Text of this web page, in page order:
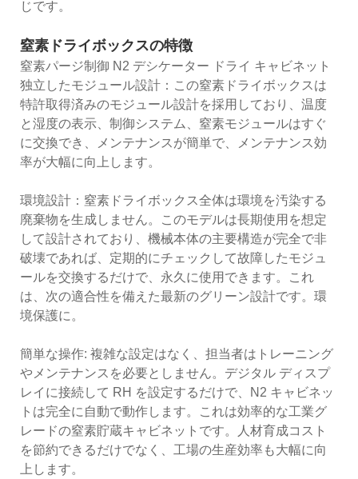
じです。
窒素ドライボックスの特徴
窒素パージ制御 N2 デシケーター ドライ キャビネット
独立したモジュール設計：この窒素ドライボックスは
特許取得済みのモジュール設計を採用しており、温度
と湿度の表示、制御システム、窒素モジュールはすぐ
に交換でき、メンテナンスが簡単で、メンテナンス効
率が大幅に向上します。
環境設計：窒素ドライボックス全体は環境を汚染する
廃棄物を生成しません。このモデルは長期使用を想定
して設計されており、機械本体の主要構造が完全で非
破壊であれば、定期的にチェックして故障したモジュ
ールを交換するだけで、永久に使用できます。これ
は、次の適合性を備えた最新のグリーン設計です。環
境保護に。
簡単な操作: 複雑な設定はなく、担当者はトレーニング
やメンテナンスを必要としません。デジタル ディスプ
レイに接続して RH を設定するだけで、N2 キャビネッ
トは完全に自動で動作します。これは効率的な工業グ
レードの窒素貯蔵キャビネットです。人材育成コスト
を節約できるだけでなく、工場の生産効率も大幅に向
上します。